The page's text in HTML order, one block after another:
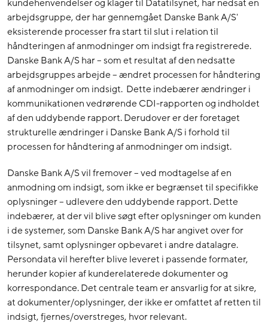
kundehenvendelser og klager til Datatilsynet, har nedsat en
arbejdsgruppe, der har gennemgået Danske Bank A/S'
eksisterende processer fra start til slut i relation til
håndteringen af anmodninger om indsigt fra registrerede.
Danske Bank A/S har – som et resultat af den nedsatte
arbejdsgruppes arbejde – ændret processen for håndtering
af anmodninger om indsigt. Dette indebærer ændringer i
kommunikationen vedrørende CDI-rapporten og indholdet
af den uddybende rapport. Derudover er der foretaget
strukturelle ændringer i Danske Bank A/S i forhold til
processen for håndtering af anmodninger om indsigt.
Danske Bank A/S vil fremover – ved modtagelse af en
anmodning om indsigt, som ikke er begrænset til specifikke
oplysninger – udlevere den uddybende rapport. Dette
indebærer, at der vil blive søgt efter oplysninger om kunden
i de systemer, som Danske Bank A/S har angivet over for
tilsynet, samt oplysninger opbevaret i andre datalagre.
Persondata vil herefter blive leveret i passende formater,
herunder kopier af kunderelaterede dokumenter og
korrespondance. Det centrale team er ansvarlig for at sikre,
at dokumenter/oplysninger, der ikke er omfattet af retten til
indsigt, fjernes/overstreges, hvor relevant.